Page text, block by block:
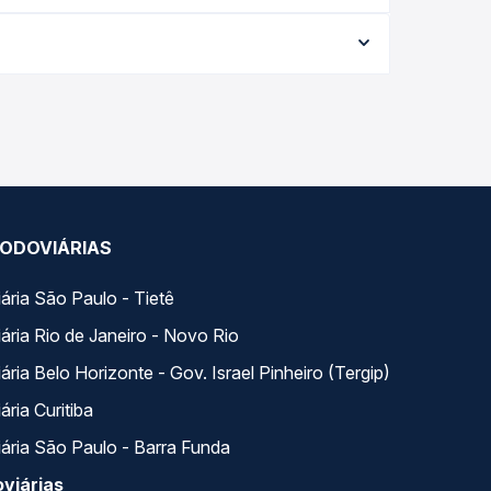
garante a melhor oferta para o seu roteiro.
São Paulo - Tietê
Rio de Janeiro - Novo Rio
Belo Horizonte - Gov. Israel Pinheiro (Tergip)
Curitiba
São Paulo - Barra Funda